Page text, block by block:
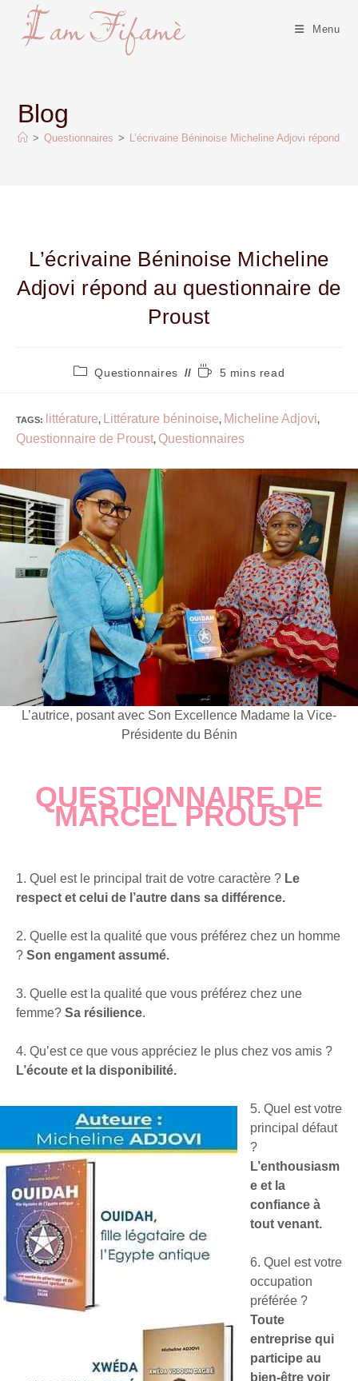
Menu
Blog
> Questionnaires > L’écrivaine Béninoise Micheline Adjovi répond
L’écrivaine Béninoise Micheline
Adjovi répond au questionnaire de
Proust
Questionnaires 5 mins read
TAGS: littérature, Littérature béninoise, Micheline Adjovi,
Questionnaire de Proust, Questionnaires
L’autrice, posant avec Son Excellence Madame la Vice-
Présidente du Bénin
QUESTIONNAIRE DE
MARCEL PROUST
1. Quel est le principal trait de votre caractère ? Le
respect et celui de l’autre dans sa différence.
2. Quelle est la qualité que vous préférez chez un homme
? Son engament assumé.
3. Quelle est la qualité que vous préférez chez une
femme? Sa résilience.
4. Qu’est ce que vous appréciez le plus chez vos amis ?
L’écoute et la disponibilité.
5. Quel est votre
principal défaut
?
L’enthousiasm
e et la
confiance à
tout venant.
6. Quel est votre
occupation
préférée ?
Toute
entreprise qui
participe au
bien-être voir